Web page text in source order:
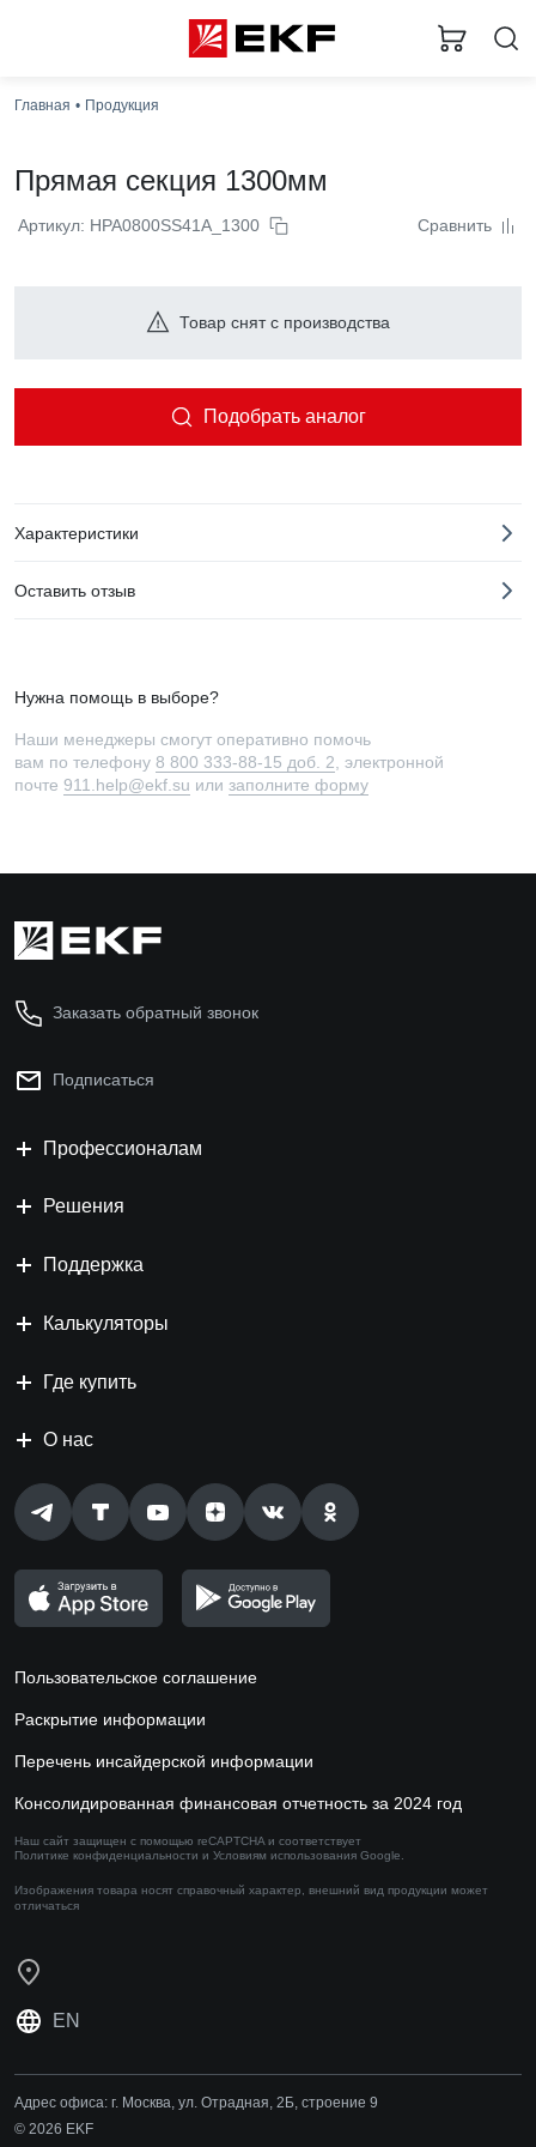
Главная Продукция
Прямая секция 1300мм
Артикул: HPA0800SS41A_1300 Сравнить
Товар снят с производства
Подобрать аналог
Характеристики
Оставить отзыв
Нужна помощь в выборе?
Наши менеджеры смогут оперативно помочь
вам по телефону 8 800 333-88-15 доб. 2 , электронной
почте 911.help@ekf.su или заполните форму
Заказать обратный звонок
Подписаться
Профессионалам
Решения
Поддержка
Калькуляторы
Где купить
О нас
Пользовательское соглашение
Раскрытие информации
Перечень инсайдерской информации
Консолидированная финансовая отчетность за 2024 год
Наш сайт защищен с помощью reCAPTCHA и соответствует
Политике конфиденциальности и Условиям использования Google.
Изображения товара носят справочный характер, внешний вид продукции может
отличаться
EN
Адрес офиса: г. Москва, ул. Отрадная, 2Б, строение 9
© 2026 EKF